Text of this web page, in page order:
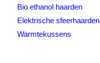
Bio ethanol haarden
Elektrische sfeerhaarden
Warmtekussens